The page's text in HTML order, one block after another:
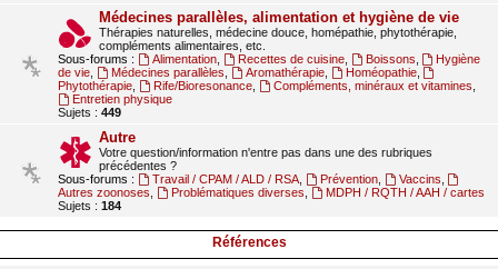
Médecines parallèles, alimentation et hygiène de vie
Thérapies naturelles, médecine douce, homépathie, phytothérapie,
compléments alimentaires, etc.
Sous-forums :
Alimentation, Recettes de cuisine, Boissons
Hygiène
de vie
Médecines parallèles Aromathérapie, Homéopathie,
Phytothérapie
Rife/Bioresonance, Compléments, minéraux et vitamines
Entretien physique
Sujets : 449
Autre
Votre question/information n'entre pas dans une des rubriques
précédentes ?
Sous-forums :
Travail / CPAM / ALD / RSA, Prévention, Vaccins
Autres zoonoses
Problématiques diverses
MDPH / RQTH / AAH / cartes
Sujets : 184
Références